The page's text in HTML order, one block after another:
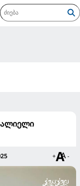
+ -